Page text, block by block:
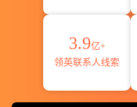
3.9亿+
领英联系人线索